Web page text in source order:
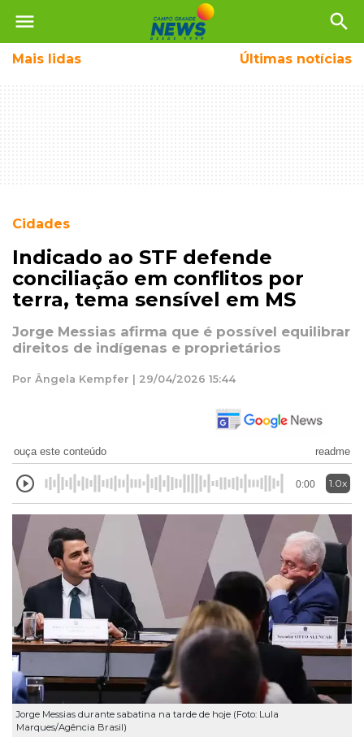
menu search
Mais lidas Últimas notícias
Cidades
Indicado ao STF defende
conciliação em conflitos por
terra, tema sensível em MS
Jorge Messias afirma que é possível equilibrar
direitos de indígenas e proprietários
Por Ângela Kempfer | 29/04/2026 15:44
ouça este conteúdo readme
0:00 1.0x
Jorge Messias durante sabatina na tarde de hoje (Foto: Lula
Marques/Agência Brasil)